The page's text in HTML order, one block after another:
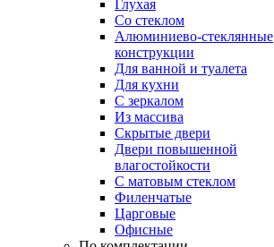
Глухая
Со стеклом
Алюминиево-стеклянные
конструкции
Для ванной и туалета
Для кухни
С зеркалом
Из массива
Скрытые двери
Двери повышенной
влагостойкости
С матовым стеклом
Филенчатые
Царговые
Офисные